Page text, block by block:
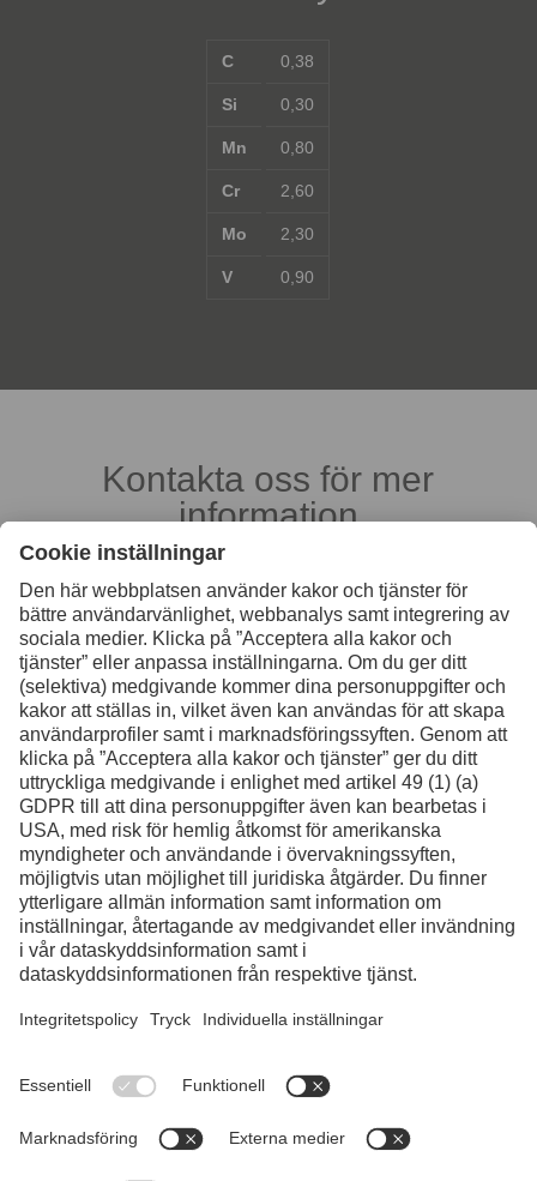
C
Si
Mn
Cr
Mo
V
0,38
0,30
0,80
2,60
2,30
0,90
Kontakta oss för mer
information
Kontakt
Facebook
Instagram
LinkedIn